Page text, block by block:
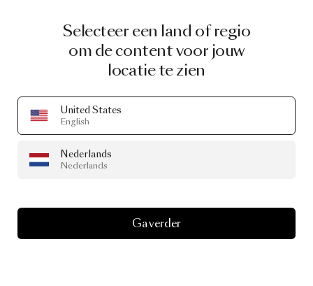
Selecteer een land of regio
om de content voor jouw
locatie te zien
United States
English
Nederlands
Nederlands
Ga verder